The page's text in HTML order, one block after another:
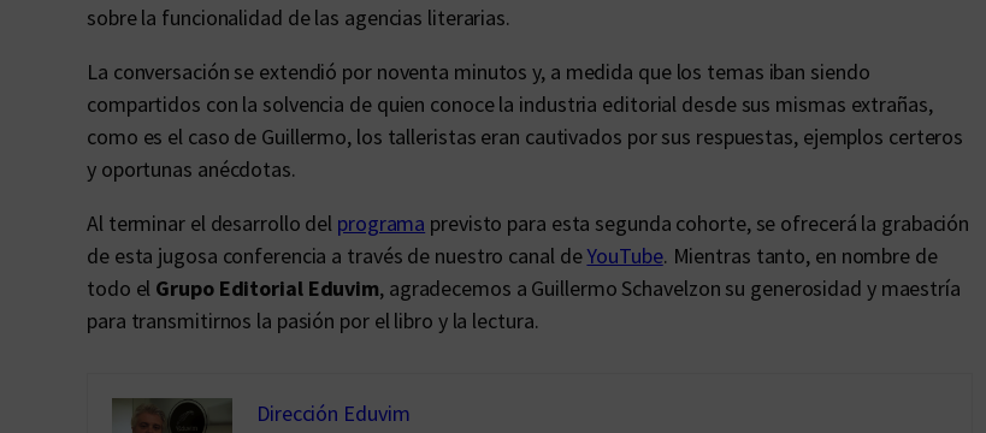
sobre la funcionalidad de las agencias literarias.
La conversación se extendió por noventa minutos y, a medida que los temas iban siendo
compartidos con la solvencia de quien conoce la industria editorial desde sus mismas extrañas,
como es el caso de Guillermo, los talleristas eran cautivados por sus respuestas, ejemplos certeros
y oportunas anécdotas.
Al terminar el desarrollo del programa previsto para esta segunda cohorte, se ofrecerá la grabación
de esta jugosa conferencia a través de nuestro canal deYouTube. Mientras tanto, en nombre de
todo el Grupo Editorial Eduvim, agradecemos a Guillermo Schavelzon su generosidad y maestría
para transmitirnos la pasión por el libro y la lectura.
Dirección Eduvim